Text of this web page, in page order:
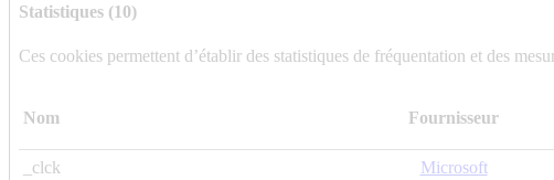
Statistiques (10)
Ces cookies permettent d’établir des statistiques de fréquentation et des
Nom Fournisseur
_clck Microsoft